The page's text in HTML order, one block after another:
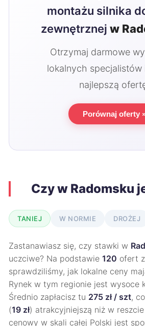
montażu silnika
zewnętrznej w
Otrzymaj darmowe
lokalnych specjalistów
najlepszą
Porównaj oferty
Czy w Radomsku
TANIEJ W NORMIE DROŻEJ
Zastanawiasz się, czy stawki w
uczciwe? Na podstawie 120 ofert
sprawdziliśmy, jak lokalne ceny
Rynek w tym regionie jest wysoce
Średnio zapłacisz tu 275 zł / szt,
(19 zł) atrakcyjniejszą niż w reszcie
cenowy w skali całej Polski jest